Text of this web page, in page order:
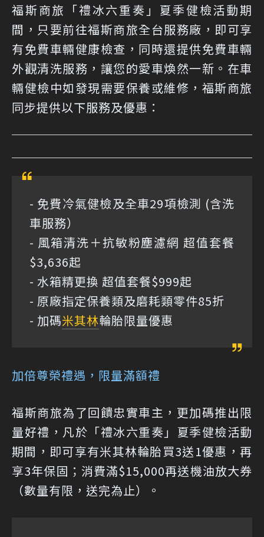
福斯商旅「禮冰六重奏」夏季健檢活動期
間，只要前往福斯商旅全台服務廠，即可享
有免費車輛健康檢查，同時還提供免費車輛
外觀清洗服務，讓您的愛車煥然一新。在車
輛健檢中如發現需要保養或維修，福斯商旅
同步提供以下服務及優惠：
- 免費冷氣健檢及全車29項檢測 (含洗
車服務）
- 風箱清洗＋抗敏粉塵濾網 超值套餐
$3,636起
- 水箱精更換 超值套餐$999起
- 原廠指定保養類及磨耗類零件85折
- 加碼米其林輪胎限量優惠
加倍尊榮禮遇，限量滿額禮
福斯商旅為了回饋忠實車主，更加碼推出限
量好禮，凡於「禮冰六重奏」夏季健檢活動
期間，即可享有米其林輪胎買3送1優惠，再
享3年保固；消費滿$15,000再送機油放大券
（數量有限，送完為止）。